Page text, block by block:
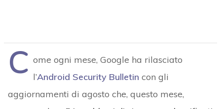
C ome ogni mese, Google ha rilasciato
l’Android Security Bulletin con gli
aggiornamenti di agosto che, questo mese,